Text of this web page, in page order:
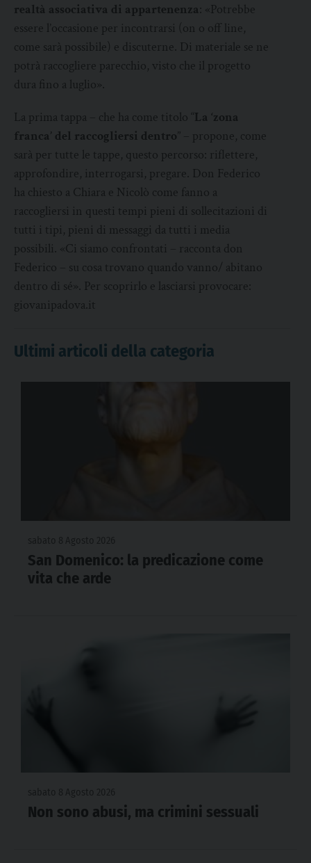
realtà associativa di appartenenza : «Potrebbe
essere l’occasione per incontrarsi (on o off line,
come sarà possibile) e discuterne. Di materiale se ne
potrà raccogliere parecchio, visto che il progetto
dura fino a luglio».
La prima tappa – che ha come titolo “La ‘zona
franca’ del raccogliersi dentro ” – propone, come
sarà per tutte le tappe, questo percorso: riflettere,
approfondire, interrogarsi, pregare. Don Federico
ha chiesto a Chiara e Nicolò come fanno a
raccogliersi in questi tempi pieni di sollecitazioni di
tutti i tipi, pieni di messaggi da tutti i media
possibili. «Ci siamo confrontati – racconta don
Federico – su cosa trovano quando vanno/ abitano
dentro di sé». Per scoprirlo e lasciarsi provocare:
giovanipadova.it
Ultimi articoli della categoria
San Domenico: la predicazione come
vita che arde
Non sono abusi, ma crimini sessuali